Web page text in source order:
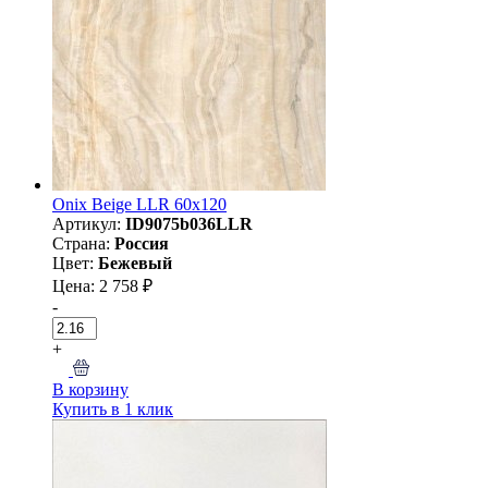
Onix Beige LLR 60x120
Артикул: ID9075b036LLR
Страна: Россия
Цвет: Бежевый
Цена: 2 758 ₽
-
+
В корзину
Купить в 1 клик